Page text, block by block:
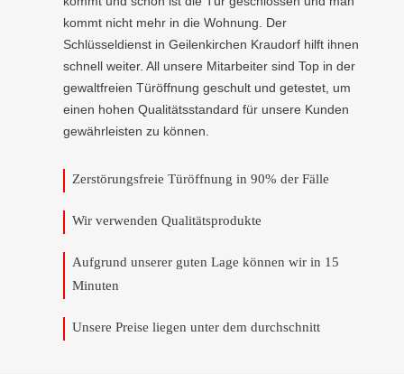
kommt nicht mehr in die Wohnung. Der
Schlüsseldienst in Geilenkirchen Kraudorf hilft ihnen
schnell weiter. All unsere Mitarbeiter sind Top in der
gewaltfreien Türöffnung geschult und getestet, um
einen hohen Qualitätsstandard für unsere Kunden
gewährleisten zu können.
Zerstörungsfreie Türöffnung in 90% der Fälle
Wir verwenden Qualitätsprodukte
Aufgrund unserer guten Lage können wir in 15
Minuten
Unsere Preise liegen unter dem durchschnitt